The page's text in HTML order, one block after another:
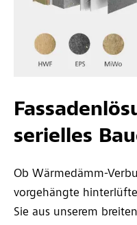
serielles
Ob Wärmedämm-
vorgehängte
Sie aus unserem